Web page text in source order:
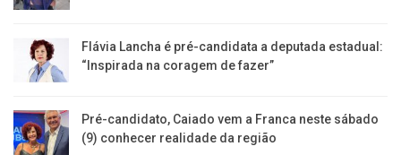
Flávia Lancha é pré-candidata a deputada estadual:
“Inspirada na coragem de fazer”
Pré-candidato, Caiado vem a Franca neste sábado
(9) conhecer realidade da região